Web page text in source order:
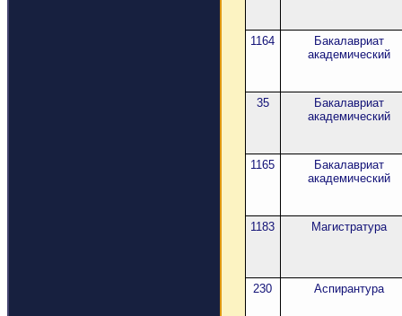
1164
Бакалавриат
академический
35
Бакалавриат
академический
1165
Бакалавриат
академический
1183 Магистратура
230 Аспирантура